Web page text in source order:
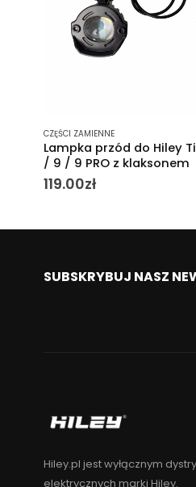
CZĘŚCI ZAMIENNE
Błotnik przód do Hiley
45.00 zł
SUBSKRYBUJ NASZ
Hiley.pl jest wyłącznym
elektrycznych marki Hiley.